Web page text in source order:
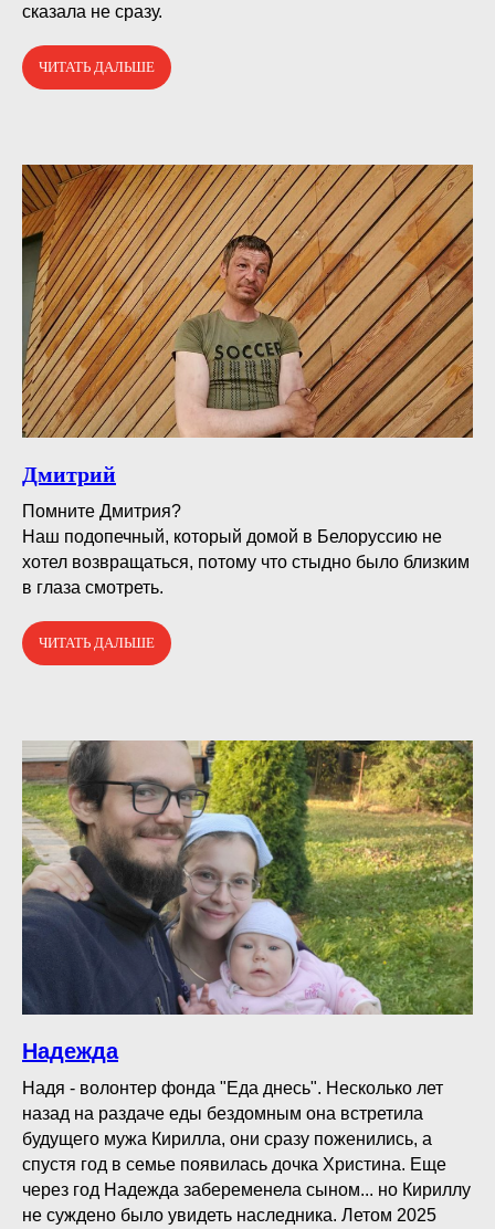
сказала не сразу.
ЧИТАТЬ ДАЛЬШЕ
Дмитрий
Помните Дмитрия?⠀
Наш подопечный, который домой в Белоруссию не
хотел возвращаться, потому что стыдно было близким
в глаза смотреть.
ЧИТАТЬ ДАЛЬШЕ
Надежда
Надя - волонтер фонда "Еда днесь". Несколько лет
назад на раздаче еды бездомным она встретила
будущего мужа Кирилла, они сразу поженились, а
спустя год в семье появилась дочка Христина. Еще
через год Надежда забеременела сыном... но Кириллу
не суждено было увидеть наследника. Летом 2025